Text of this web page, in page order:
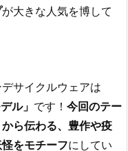
が大きな人気を博して
サイクルウェアは
ル」 です！ 今回のテー
ら伝わる、豊作や疫
をモチーフにしてい